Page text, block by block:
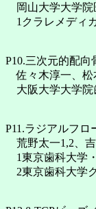
岡山大学大学院
1クラレメディ
P10.三次元的配向
佐々木淳一、松
大阪大学大学院
P11.ラジアルフ
荒野太一1,2、
1東京歯科大学
2東京歯科大学